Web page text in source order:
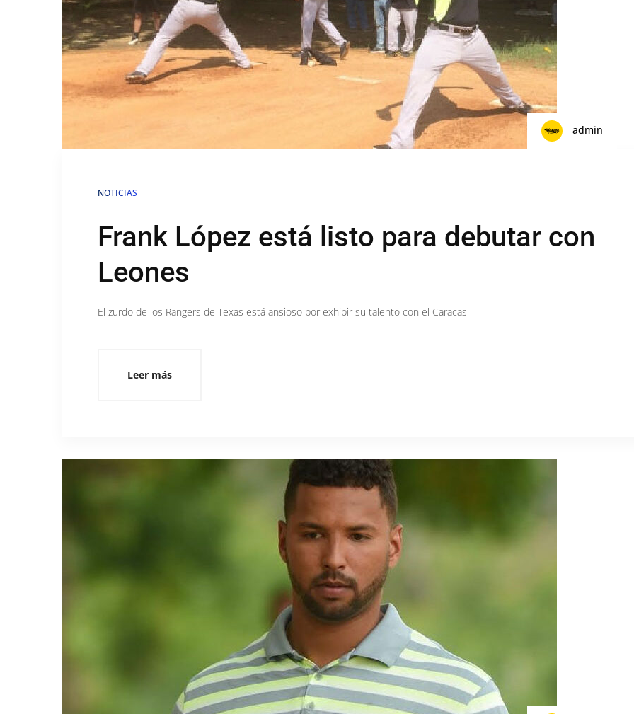
admin
NOTICIAS
Frank López está listo para debutar con
Leones
El zurdo de los Rangers de Texas está ansioso por exhibir su talento con el Caracas
Leer más